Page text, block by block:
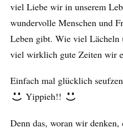
viel Liebe wir in unserem
wundervolle Menschen und
Leben gibt. Wie viel
viel wirklich gute Zeiten wir
Einfach mal glücklich
Yippieh!!
Denn das, woran wir denken,